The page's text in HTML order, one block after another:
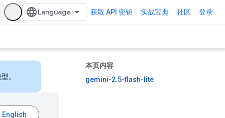
获取 API 密钥 实战宝典 社区 登录
本页内容
gemini-2.5-flash-lite
。